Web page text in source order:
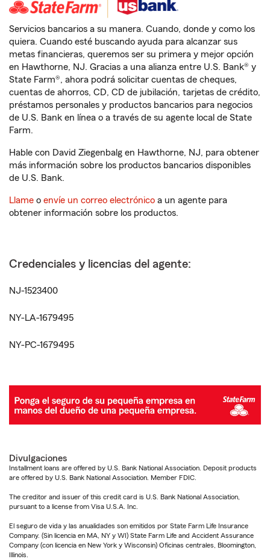
Servicios bancarios a su manera. Cuando, donde y como los
quiera. Cuando esté buscando ayuda para alcanzar sus
metas financieras, queremos ser su primera y mejor opción
en Hawthorne, NJ. Gracias a una alianza entre U.S. Bank® y
State Farm®, ahora podrá solicitar cuentas de cheques,
cuentas de ahorros, CD, CD de jubilación, tarjetas de crédito,
préstamos personales y productos bancarios para negocios
de U.S. Bank en línea o a través de su agente local de State
Farm.
Hable con David Ziegenbalg en Hawthorne, NJ, para obtener
más información sobre los productos bancarios disponibles
de U.S. Bank.
Llame o envíe un correo electrónico a un agente para
obtener información sobre los productos.
Credenciales y licencias del agente:
NJ-1523400
NY-LA-1679495
NY-PC-1679495
Divulgaciones
Installment loans are offered by U.S. Bank National Association. Deposit products
are offered by U.S. Bank National Association. Member FDIC.
The creditor and issuer of this credit card is U.S. Bank National Association,
pursuant to a license from Visa U.S.A. Inc.
El seguro de vida y las anualidades son emitidos por State Farm Life Insurance
Company. (Sin licencia en MA, NY y WI) State Farm Life and Accident Assurance
Company (con licencia en New York y Wisconsin) Oficinas centrales, Bloomington,
Illinois.